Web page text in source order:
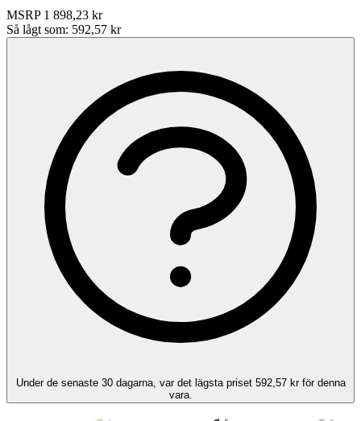
MSRP 1 898,23 kr
Så lågt som: 592,57 kr
Under de senaste 30 dagarna, var det lägsta priset 592,57 kr för denna
vara.